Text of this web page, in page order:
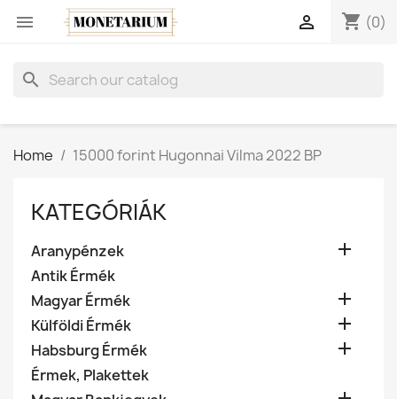
 shopping_cart (0)

search
Home 15000 forint Hugonnai Vilma 2022 BP
KATEGÓRIÁK
Aranypénzek 
Antik Érmék
Magyar Érmék

Külföldi Érmék 
Habsburg Érmék 
Érmek, Plakettek